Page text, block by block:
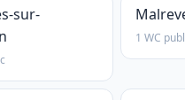
sur-
1 WC